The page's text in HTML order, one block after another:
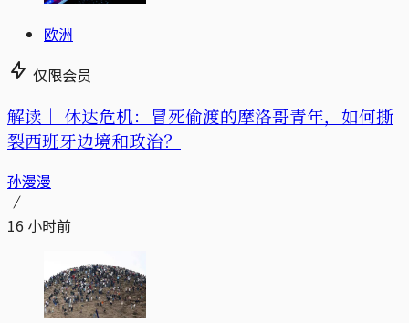
欧洲
仅限会员
解读｜ 休达危机：冒死偷渡的摩洛哥青年，如何撕
裂西班牙边境和政治？
孙漫漫
16 小时前